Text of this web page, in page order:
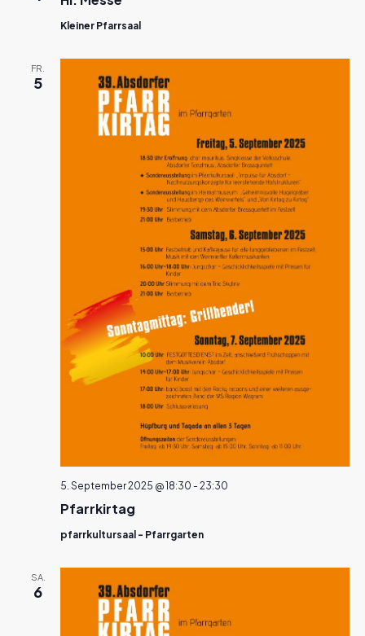
Kleiner Pfarrsaal
FR.
5
Pfarrkirtag
5. September 2025 @ 18:30 - 23:30
pfarrkultursaal - Pfarrgarten
SA.
6